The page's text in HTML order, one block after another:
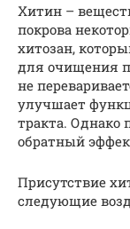
Хитин –
покрова
хитозан,
для очищения
не
улучшает
тракта. Однако
обратный
Присутствие
следующие